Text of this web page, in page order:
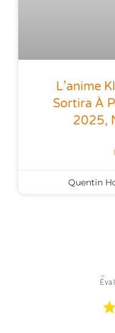
L’anime
Sortira À
2025,
Quentin